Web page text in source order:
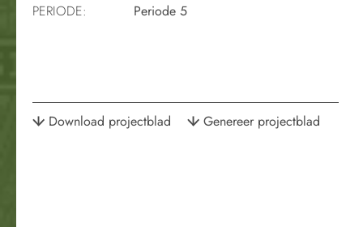
PERIODE:
Periode 5
Download projectblad Genereer projectblad